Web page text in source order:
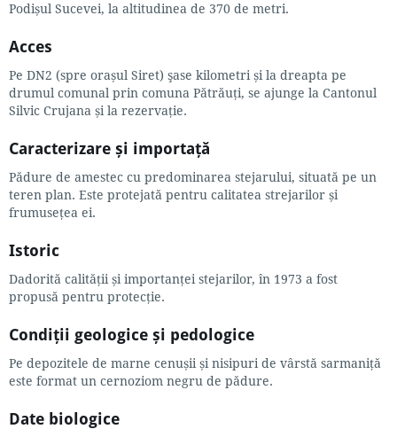
Podișul Sucevei, la altitudinea de 370 de metri.
Acces
Pe DN2 (spre orașul Siret) şase kilometri și la dreapta pe
drumul comunal prin comuna Pătrăuți, se ajunge la Cantonul
Silvic Crujana și la rezervație.
Caracterizare și importață
Pădure de amestec cu predominarea stejarului, situată pe un
teren plan. Este protejată pentru calitatea strejarilor și
frumuseţea ei.
Istoric
Dadorită calității și importanței stejarilor, în 1973 a fost
propusă pentru protecție.
Condiții geologice și pedologice
Pe depozitele de marne cenușii și nisipuri de vârstă sarmaniță
este format un cernoziom negru de pădure.
Date biologice